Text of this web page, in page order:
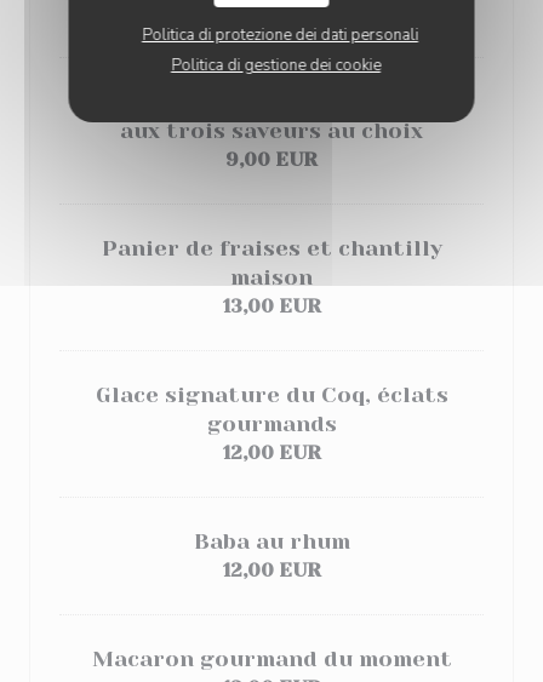
Politica di protezione dei dati personali
Politica di gestione dei cookie
14,00 EUR
aux trois saveurs au choix
9,00 EUR
Panier de fraises et chantilly
maison
13,00 EUR
Glace signature du Coq, éclats
gourmands
12,00 EUR
Baba au rhum
12,00 EUR
Macaron gourmand du moment